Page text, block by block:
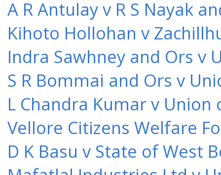
A R Antulay v R S Nayak
Kihoto Hollohan v
Indra Sawhney and Ors v
S R Bommai and Ors v
L Chandra Kumar v Union
Vellore Citizens Welfare
D K Basu v State of West